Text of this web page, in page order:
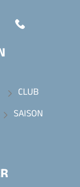
CLUB
SAISON